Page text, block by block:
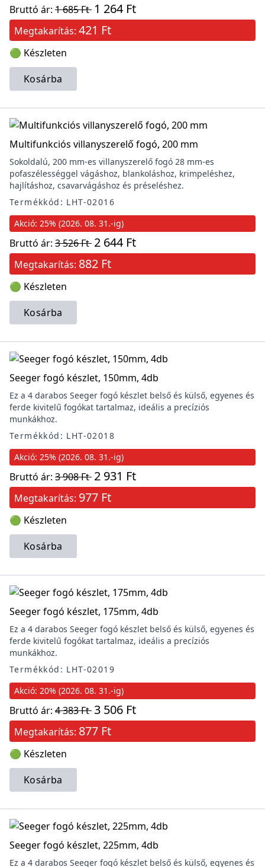
Bruttó ár: 1 685 Ft 1 264 Ft
Megtakarítás: 421 Ft
🟢 Készleten
Kosárba
Multifunkciós villanyszerelő fogó, 200 mm
Sokoldalú, 200 mm-es villanyszerelő fogó 28 mm-es
pofaszélességgel vágáshoz, blankoláshoz, krimpeléshez,
hajlításhoz, csavarvágáshoz és préseléshez.
Termékkód: LHT-02016
Akció: 25% (2026. 08. 31.-ig)
Bruttó ár: 3 526 Ft 2 644 Ft
Megtakarítás: 882 Ft
🟢 Készleten
Kosárba
Seeger fogó készlet, 150mm, 4db
Ez a 4 darabos Seeger fogó készlet belső és külső, egyenes és
ferde kivitelű fogókat tartalmaz, ideális a precíziós
munkákhoz.
Termékkód: LHT-02018
Akció: 25% (2026. 08. 31.-ig)
Bruttó ár: 3 908 Ft 2 931 Ft
Megtakarítás: 977 Ft
🟢 Készleten
Kosárba
Seeger fogó készlet, 175mm, 4db
Ez a 4 darabos Seeger fogó készlet belső és külső, egyenes és
ferde kivitelű fogókat tartalmaz, ideális a precíziós
munkákhoz.
Termékkód: LHT-02019
Akció: 20% (2026. 08. 31.-ig)
Bruttó ár: 4 383 Ft3 506 Ft
Megtakarítás: 877 Ft
🟢 Készleten
Kosárba
Seeger fogó készlet, 225mm, 4db
Ez a 4 darabos Seeger fogó készlet belső és külső, egyenes és